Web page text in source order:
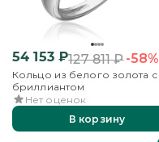
54 153₽127 811₽-58%
Кольцо из белого золота с
бриллиантом
Нет оценок
В корзину